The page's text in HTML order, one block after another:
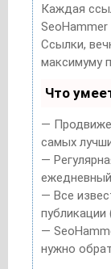
Каждая
Ссылки,
максимуму
Что
—
самых
—
— Все
—
нужно